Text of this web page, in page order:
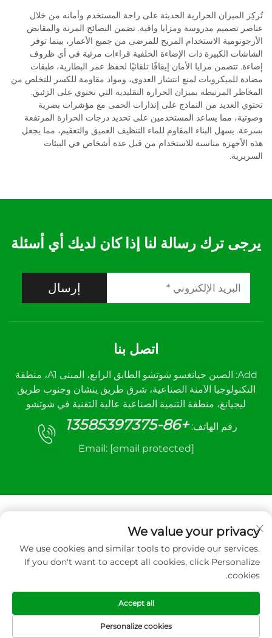
تُركِز الميزان الحرارية الحديثة على راحة المستخدم وأمانه من خلال
عناصر تصميم مدروسة ومزايا واقية. تضمن النصائح المرنة والمقابض
الأرجونومية الاستخدام المريح للمرضى من جميع الأعمار، بينما توفر
الشاشات الكبيرة ذات الإضاءة الخلفية قراءات مرئية في أي ظروف
إضاءة. تتضمن مزايا الأمان إيقافًا تلقائيًا لحفظ عمر البطارية، طبقات
مضادة للميكروبات لمنع انتشار العدوى، ومواد مقاومة للكسر للتخلص من
المخاطر المرتبطة بميزان الحرارة التقليدية التي تحتوي على الزئبق.
تحتوي العديد من النماذج على إنذارات الحمى مع مؤشرات بصرية
وصوتية، مما يساعد المستخدمين على تحديد درجات الحرارة المرتفعة
بسرعة. يسهل البناء المقاوم للماء التنظيف العميق والتعقيم، مما يجعل
هذه الأجهزة مناسبة للاستخدام من قبل عدة أشخاص في البيئات
السريرية.
يرجى ترك رسالة لنا إذا كان لديك أي أسئلة
إرسال
اتصل بنا
Add: الصين جيانغسو شوتشو الطابق الرابع، المبنى A1، منطقة
التكنولوجيا الآمنة الصناعية، شرق طريق ينشان وجنوب طريق
ليجيانغ، منطقة التنمية الصناعية عالية التقنية في شوتشو
رقم الهاتف: +86-13585397375
Email: [email protected]
جميع الحقوق محفوظة © ٢٠٢٥ لشركة شوتشو سانهي
لمعدات التحكم الآلي المحدودة.
We value your privacy
We use cookies and similar tools to provide our services.
If you don't want to accept all cookies, click Personalize
cookies.
Personalize cookies
Accept all